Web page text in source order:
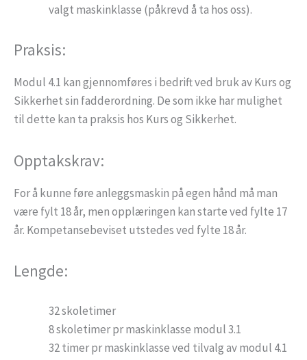
valgt maskinklasse (påkrevd å ta hos oss).
Praksis:
Modul 4.1 kan gjennomføres i bedrift ved bruk av Kurs og
Sikkerhet sin fadderordning. De som ikke har mulighet
til dette kan ta praksis hos Kurs og Sikkerhet.
Opptakskrav:
For å kunne føre anleggsmaskin på egen hånd må man
være fylt 18 år, men opplæringen kan starte ved fylte 17
år. Kompetansebeviset utstedes ved fylte 18 år.
Lengde:
32 skoletimer
8 skoletimer pr maskinklasse modul 3.1
32 timer pr maskinklasse ved tilvalg av modul 4.1